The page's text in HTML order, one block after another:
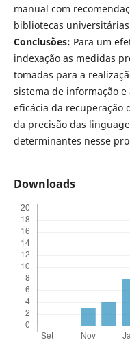
manual com
bibliotecas
Conclusões: Para um
indexação as medidas
tomadas para a
sistema de informação e
eficácia da recuperação
da precisão das
determinantes nesse
Downloads